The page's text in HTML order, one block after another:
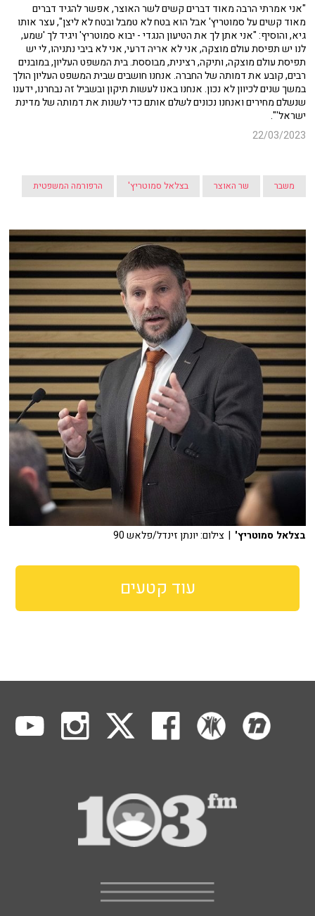
"אני אמרתי הרבה מאוד דברים קשים לשר האוצר, אפשר להגיד דברים
מאוד קשים על סמוטריץ' אבל הוא בטח לא טמבל ובטח לא ליצן", עצר אותו
גיא, והוסיף: "אני אתן לך את הטיעון הנגדי - יבוא סמוטריץ' ויגיד לך 'שמע,
לנו יש תפיסת עולם מוצקה, אני לא אריה דרעי, אני לא ביבי נתניהו, לי יש
תפיסת עולם מוצקה, ותיקה, רצינית, מבוססת. בית המשפט העליון, במובנים
רבים, קובע את דמותה של החברה. אנחנו חושבים שבית המשפט העליון הולך
במשך שנים לכיוון לא נכון. אנחנו באנו לעשות תיקון ובשביל זה נבחרנו, ידענו
שנשלם מחירים ואנחנו נכונים לשלם אותם כדי לשנות את דמותה של מדינת
ישראל'".
22/03/2023
משבר שר האוצר בצלאל סמוטריץ' הרפורמה המשפטית
בצלאל סמוטריץ' | צילום: יונתן זינדל/פלאש 90
עוד קטעים